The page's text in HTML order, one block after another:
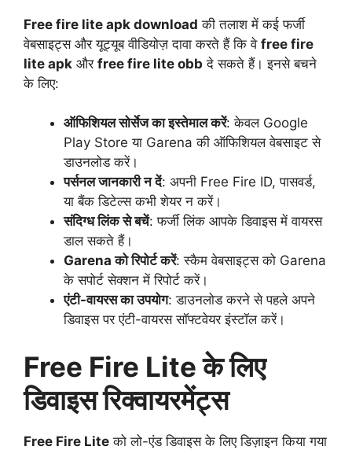
Free fire lite apk download की तलाश में कई फर्जी
वेबसाइट्स और यूट्यूब वीडियोज़ दावा करते हैं कि वे free fire
lite apk और free fire lite obb दे सकते हैं। इनसे बचने
के लिए:
ऑफिशियल सोर्सेज का इस्तेमाल करें: केवल Google
Play Store या Garena की ऑफिशियल वेबसाइट से
डाउनलोड करें।
पर्सनल जानकारी न दें: अपनी Free Fire ID, पासवर्ड,
या बैंक डिटेल्स कभी शेयर न करें।
संदिग्ध लिंक से बचें: फर्जी लिंक आपके डिवाइस में वायरस
डाल सकते हैं।
Garena को रिपोर्ट करें: स्कैम वेबसाइट्स को Garena
के सपोर्ट सेक्शन में रिपोर्ट करें।
एंटी-वायरस का उपयोग: डाउनलोड करने से पहले अपने
डिवाइस पर एंटी-वायरस सॉफ्टवेयर इंस्टॉल करें।
Free Fire Lite के लिए
डिवाइस रिक्वायरमेंट्स
Free Fire Lite को लो-एंड डिवाइस के लिए डिज़ाइन किया गया